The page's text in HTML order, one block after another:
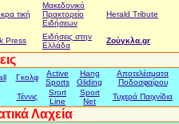
τική
Μακεδονικό
Πρακτορείο
Ειδήσεων
Herald Tribute
Press
Ειδήσεις στην
Ελλάδα
Ζούγκλα.gr
Γκολφ
Active
Sports
Hang
Gliding
Aποτελέσματα
Ποδοσφαίρου
Τέννις
Srort
Line
Sport
Net
Τυχερά Παιχνίδια
Λαχεία